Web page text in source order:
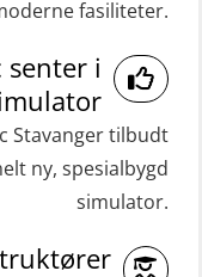
Onshore
–
E-læring
behandling 8
(GMDSS)
fasiliteter.
senter i
Stavanger tilbudt
ny, spesialbygd
simulator.